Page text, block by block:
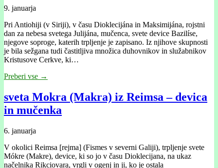
9. januarja
Pri Antiohiji (v Siriji), v času Dioklecijána in Maksimijána, rojstni
dan za nebesa svetega Julijána, mučenca, svete device Bazilíse,
njegove soproge, katerih trpljenje je zapisano. Iz njihove skupnosti
je bila sežgana tudi častitljiva množica duhovnikov in služabnikov
Kristusove Cerkve, ki…
Preberi vse →
sveta Mokra (Makra) iz Reimsa – devica
in mučenka
6. januarja
V okolici Reimsa [rejma] (Fismes v severni Galiji), trpljenje svete
Mókre (Makre), device, ki so jo v času Dioklecijana, na ukaz
načelnika Rikciovara, vrgli v ogenj in ji, ko je ostala